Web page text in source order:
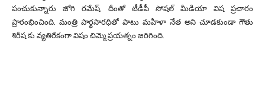
పంచుకున్నారు జోగి రమేష్. దీంతో టీడీపీ సోషల్ మీడియా విష ప్రచారం
ప్రారంభించింది. మంత్రి పార్థసారధితో పాటు మహిళా నేత అని చూడకుండా గౌతు
శిరీష కు వ్యతిరేకంగా విషం చిమ్మె ప్రయత్నం జరిగింది.